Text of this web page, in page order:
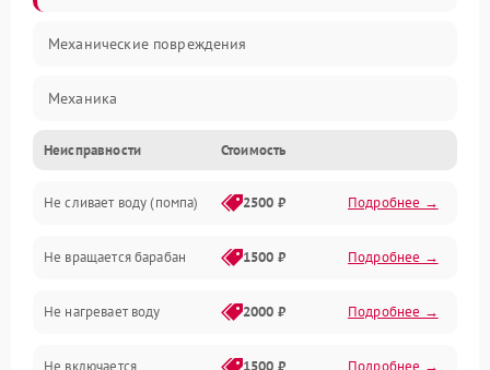
Механические повреждения
Механика
Электропитание
Водоснабжение
Слив
Программное обеспечение
Неисправности Стоимость
Не сливает воду (помпа) 2500 ₽ Подробнее →
Не вращается барабан 1500 ₽ Подробнее →
Не нагревает воду 2000 ₽ Подробнее →
Не включается 1500 ₽ Подробнее →